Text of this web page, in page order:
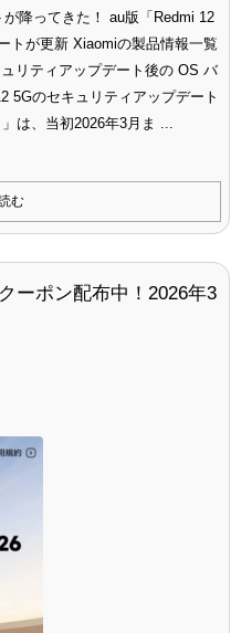
降ってきた！ au版「Redmi 12
トが更新 Xiaomiの製品情報一覧
リティアップデート後の OS バ
のセキュリティアップデート
は、当初2026年3月ま ...
む
ーポン配布中！2026年3